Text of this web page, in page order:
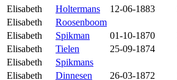
Elisabeth
Holtermans 12-06-1883
Elisabeth
Roosenboom
Elisabeth
Spikman 01-10-1870
Elisabeth
Tielen 25-09-1874
Elisabeth
Spikmans
Elisabeth
Dinnesen 26-03-1872